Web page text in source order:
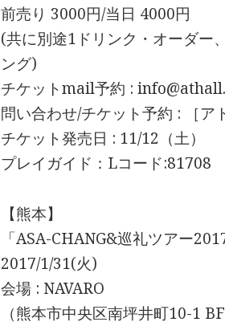
前売り 3000円/当日 4000円
(共に別途1ドリンク・オーダー
ング)
チケットmail予約 :
問い合わせ/チケット予約 : ［
チケット発売日 : 11/12（土）
プレイガイド：Lコード:81708
【熊本】
「ASA-CHANG&巡礼ツアー
2017/1/31(火)
会場 : NAVARO
（熊本市中央区南坪井町10-1 BF